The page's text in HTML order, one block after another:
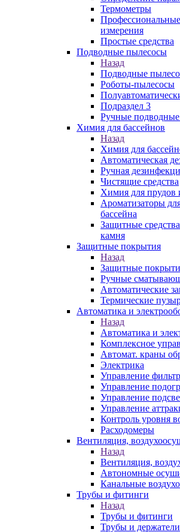
Термометры
Профессиональные
измерения
Простые средства
Подводные пылесосы
Назад
Подводные
Роботы-пылесосы
Подраздел 3
Ручные
Химия для бассейнов
Назад
Химия для
Автоматическая
Ручная
Чистящие средства
Химия для прудов
Ароматизаторы
бассейна
Защитные
камня
Защитные покрытия
Назад
Защитные
Ручные
Автоматические
Термические
Автоматика и
Назад
Автоматика и
Комплексное
Автомат. краны
Электрика
Управление
Управление
Управление
Управление
Контроль уровня
Расходомеры
Вентиляция,
Назад
Вентиляция,
Автономные
Канальные
Трубы и фитинги
Назад
Трубы и фитинги
Трубы и держатели